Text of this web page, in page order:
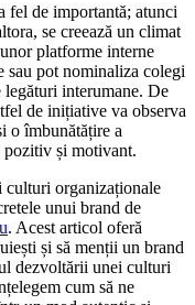
fel de importantă; atunci
se creează un climat
platforme interne
sau pot nominaliza colegi
legături interumane. De
de inițiative va observa
o îmbunătățire a
pozitiv și motivant.
culturi organizaționale
unui brand de
. Acest articol oferă
și să menții un brand
dezvoltării unei culturi
cum să ne